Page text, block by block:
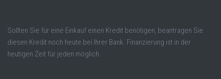
Sollten Sie für eine Einkauf einen Kredit benötigen, beantragen Sie
diesen Kredit noch heute bei Ihrer Bank. Finanzierung ist in der
heutigen Zeit für jeden möglich.